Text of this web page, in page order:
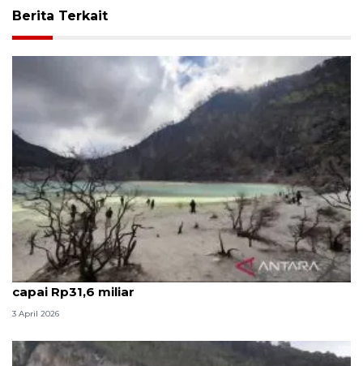
Berita Terkait
Perputaran uang wisata libur Lebaran di Bandung
capai Rp31,6 miliar
3 April 2026